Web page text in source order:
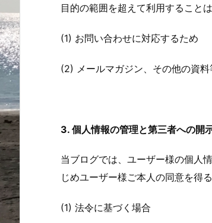
目的の範囲を超えて利用すること
(1) お問い合わせに対応するため
(2) メールマガジン、その他の資
3. 個人情報の管理と第三者への開
当ブログでは、ユーザー様の個人
じめユーザー様ご本人の同意を得
(1) 法令に基づく場合